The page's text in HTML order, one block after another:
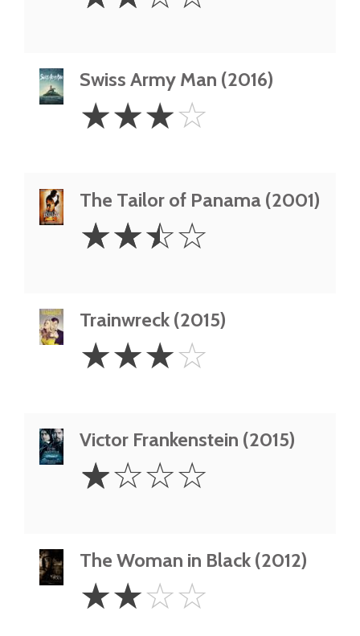
Stars
Swiss Army Man (2016)
Stars
☆☆☆☆
The Tailor of Panama (2001)
2.5
Stars
☆☆☆☆
Trainwreck (2015)
Stars
☆☆☆☆
Victor Frankenstein (2015)
Star
☆☆☆☆
The Woman in Black (2012)
Stars
☆☆☆☆